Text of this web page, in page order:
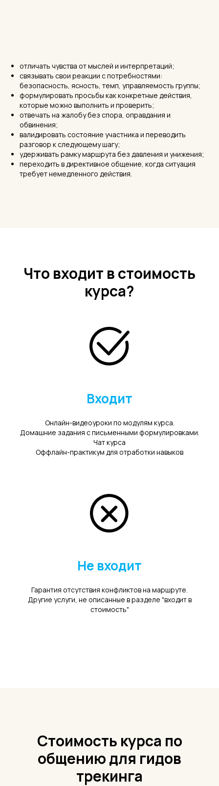
отличать чувства от мыслей и интерпретаций;
связывать свои реакции с потребностями:
безопасность, ясность, темп, управляемость группы;
формулировать просьбы как конкретные действия,
которые можно выполнить и проверить;
отвечать на жалобу без спора, оправдания и
обвинения;
валидировать состояние участника и переводить
разговор к следующему шагу;
удерживать рамку маршрута без давления и унижения;
переходить в директивное общение, когда ситуация
требует немедленного действия.
Что входит в стоимость
курса?
Входит
Онлайн-видеоуроки по модулям курса.
Домашние задания с письменными формулировками.
Чат курса
Оффлайн-практикум для отработки навыков
Не входит
Гарантия отсутствия конфликтов на маршруте.
Другие услуги, не описанные в разделе "входит в
стоимость"
Стоимость курса по
общению для гидов
трекинга